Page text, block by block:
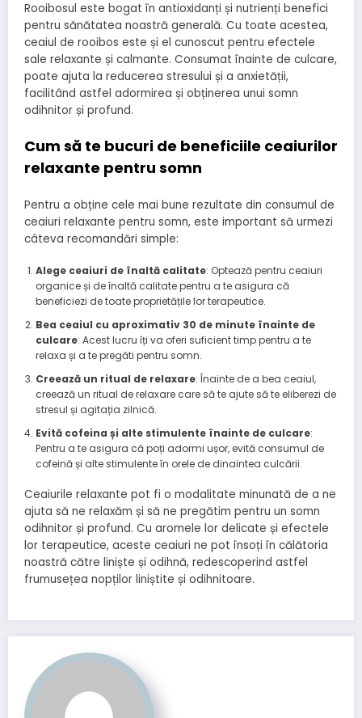
Rooibosul este bogat în antioxidanți și nutrienți benefici
pentru sănătatea noastră generală. Cu toate acestea,
ceaiul de rooibos este și el cunoscut pentru efectele
sale relaxante și calmante. Consumat înainte de culcare,
poate ajuta la reducerea stresului și a anxietății,
facilitând astfel adormirea și obținerea unui somn
odihnitor și profund.
Cum să te bucuri de beneficiile ceaiurilor
relaxante pentru somn
Pentru a obține cele mai bune rezultate din consumul de
ceaiuri relaxante pentru somn, este important să urmezi
câteva recomandări simple:
Alege ceaiuri de înaltă calitate: Optează pentru ceaiuri
organice și de înaltă calitate pentru a te asigura că
beneficiezi de toate proprietățile lor terapeutice.
Bea ceaiul cu aproximativ 30 de minute înainte de
culcare: Acest lucru îți va oferi suficient timp pentru a te
relaxa și a te pregăti pentru somn.
Creează un ritual de relaxare: Înainte de a bea ceaiul,
creează un ritual de relaxare care să te ajute să te eliberezi de
stresul și agitația zilnică.
Evită cofeina și alte stimulente înainte de culcare:
Pentru a te asigura că poți adormi ușor, evită consumul de
cofeină și alte stimulente în orele de dinaintea culcării.
Ceaiurile relaxante pot fi o modalitate minunată de a ne
ajuta să ne relaxăm și să ne pregătim pentru un somn
odihnitor și profund. Cu aromele lor delicate și efectele
lor terapeutice, aceste ceaiuri ne pot însoți în călătoria
noastră către liniște și odihnă, redescoperind astfel
frumusețea nopților liniștite și odihnitoare.